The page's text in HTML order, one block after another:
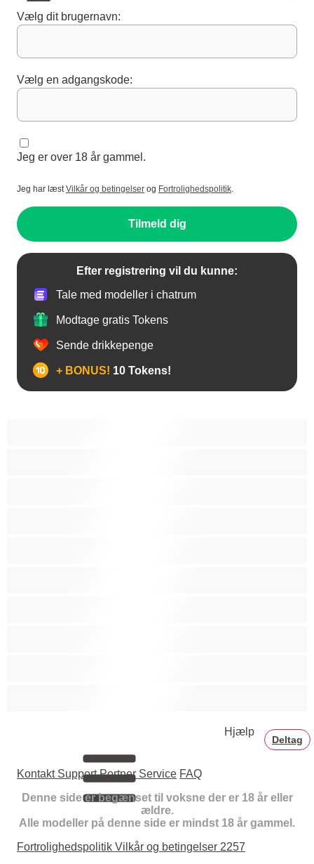
Vælg dit brugernavn:
Vælg en adgangskode:
Jeg er over 18 år gammel.
Jeg har læstVilkår og betingelser og Fortrolighedspolitik.
Tilmeld dig
Efter registrering vil du kunne:
Tale med modeller i chatrum
Modtage gratis Tokens
Sende drikkepenge
+ BONUS! 10 Tokens!
Hjælp
Deltag
Kontakt Support Portner Service FAQ
Denne side er begænset til voksne der er 18 år eller
ældre.
Alle modeller på denne side er mindst 18 år gammel.
Fortrolighedspolitik Vilkår og betingelser 2257